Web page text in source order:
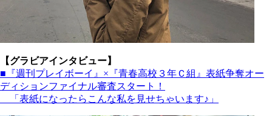
【グラビアインタビュー】
■『週刊プレイボーイ』×『青春高校３年Ｃ組』表紙争奪オー
ディションファイナル審査スタート！
「表紙になったらこんな私を見せちゃいます♪」